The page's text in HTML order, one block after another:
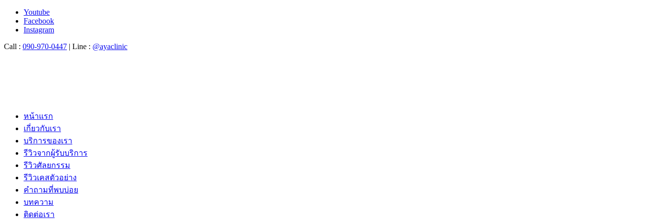
Youtube
Facebook
Instagram
Call : 090-970-0447 | Line : @ayaclinic
หน้าแรก
เกี่ยวกับเรา
บริการของเรา
รีวิวจากผู้รับบริการ
รีวิวศัลยกรรม
รีวิวเคสตัวอย่าง
คำถามที่พบบ่อย
บทความ
ติดต่อเรา